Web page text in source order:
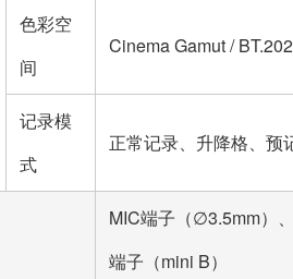
色彩空
间
Cinema Gamut /
记录模
式
正常记录、升降格、预
MIC端子（∅3.5mm）
端子（mini B）